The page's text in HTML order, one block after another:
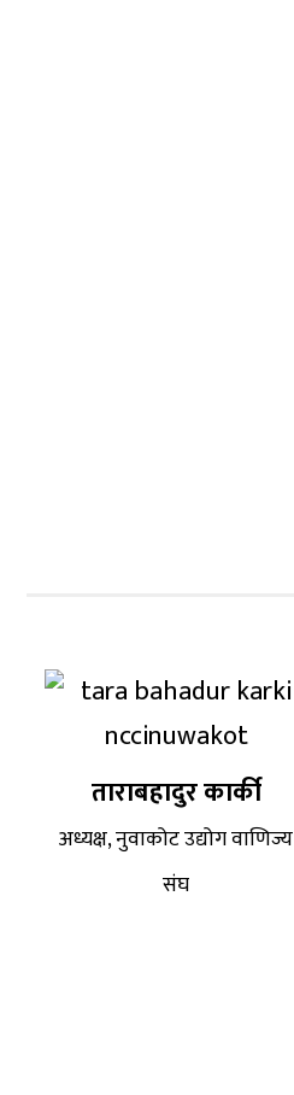
ताराबहादुर कार्की
अध्यक्ष, नुवाकोट उद्योग वाणिज्य
संघ